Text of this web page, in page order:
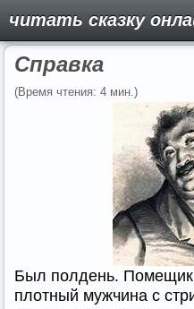
читать сказку
Справка
(Время чтения: 4 мин.)
Был полдень.
плотный мужчина с